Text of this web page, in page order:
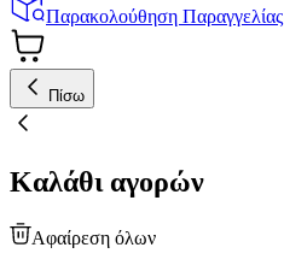
Παρακολούθηση Παραγγελίας
Πίσω
Καλάθι αγορών
Αφαίρεση όλων